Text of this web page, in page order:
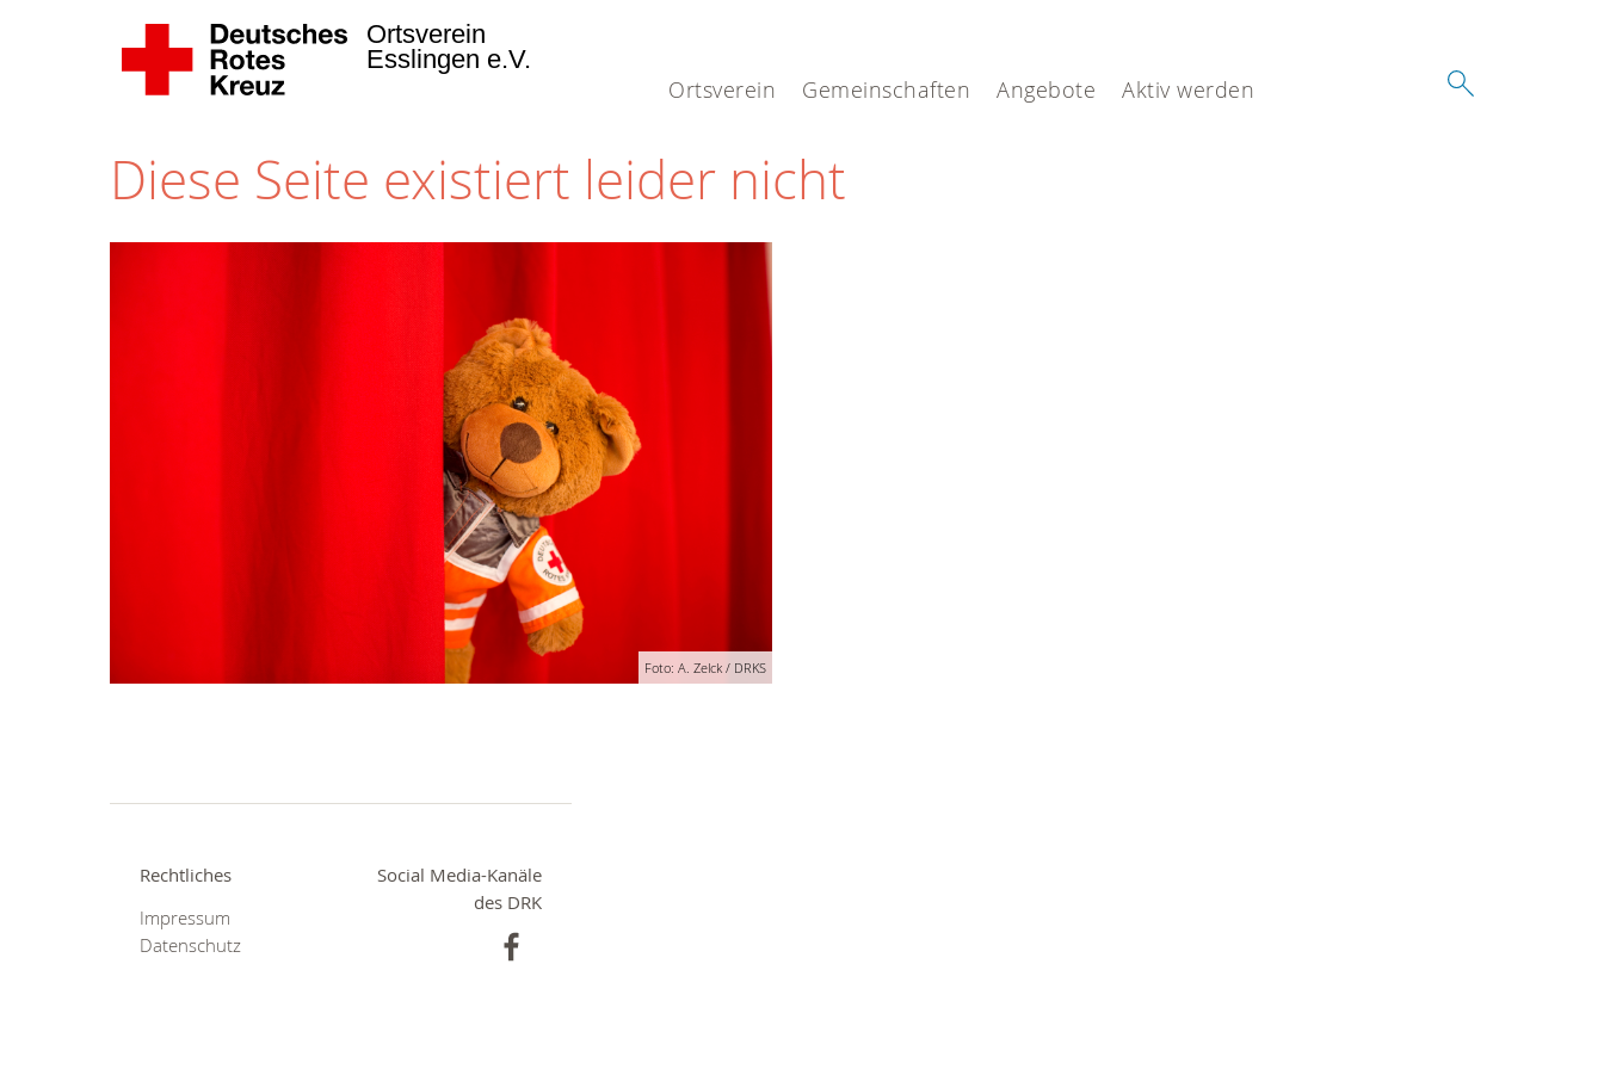
Ortsverein Gemeinschaften Angebote Aktiv werden
Ortsverein
Esslingen e.V.
Diese Seite existiert leider nicht
Foto: A. Zelck / DRKS
Rechtliches
Impressum
Datenschutz
Social Media-Kanäle
des DRK